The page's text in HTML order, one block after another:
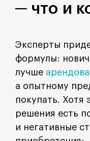
─ что и
Эксперты
формулы:
лучше
а опытному
покупать. Хотя
решения есть
и негативные